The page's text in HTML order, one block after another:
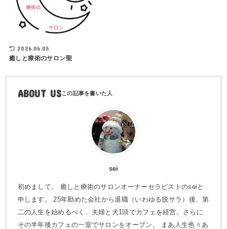
2026.06.05
癒しと療術のサロン聖
ABOUT US
sei
初めまして。 癒しと療術のサロンオーナーセラピストのseiと
申します。 25年勤めた会社から退職（いわゆる脱サラ）後、第
二の人生を始めるべく、夫婦と犬1頭でカフェを経営。さらに
その半年後カフェの一室でサロンをオープン。 まあ人生色々あ